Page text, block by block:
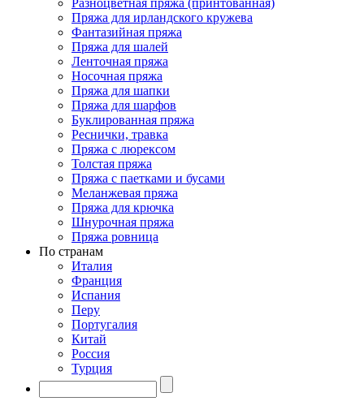
Разноцветная пряжа (принтованная)
Пряжа для ирландского кружева
Фантазийная пряжа
Пряжа для шалей
Ленточная пряжа
Носочная пряжа
Пряжа для шапки
Пряжа для шарфов
Буклированная пряжа
Реснички, травка
Пряжа с люрексом
Толстая пряжа
Пряжа с паетками и бусами
Меланжевая пряжа
Пряжа для крючка
Шнурочная пряжа
Пряжа ровница
По странам
Италия
Франция
Испания
Перу
Португалия
Китай
Россия
Турция